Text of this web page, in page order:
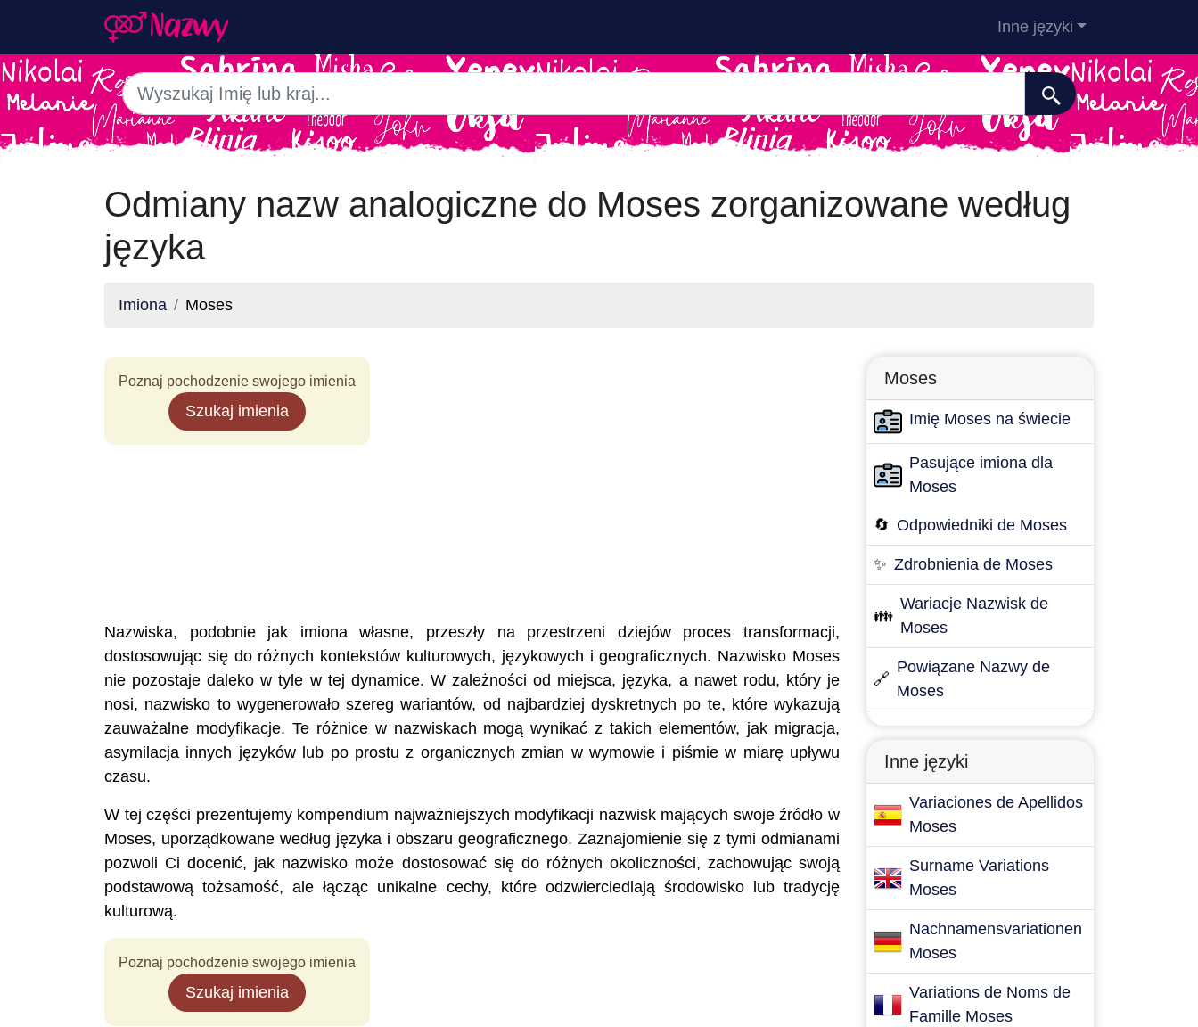
Inne języki
Odmiany nazw analogiczne do Moses zorganizowane według
języka
Imiona Moses
Poznaj pochodzenie swojego imienia
Szukaj imienia
Nazwiska, podobnie jak imiona własne, przeszły na przestrzeni dziejów proces transformacji,
dostosowując się do różnych kontekstów kulturowych, językowych i geograficznych. Nazwisko Moses
nie pozostaje daleko w tyle w tej dynamice. W zależności od miejsca, języka, a nawet rodu, który je
nosi, nazwisko to wygenerowało szereg wariantów, od najbardziej dyskretnych po te, które wykazują
zauważalne modyfikacje. Te różnice w nazwiskach mogą wynikać z takich elementów, jak migracja,
asymilacja innych języków lub po prostu z organicznych zmian w wymowie i piśmie w miarę upływu
czasu.
W tej części prezentujemy kompendium najważniejszych modyfikacji nazwisk mających swoje źródło w
Moses, uporządkowane według języka i obszaru geograficznego. Zaznajomienie się z tymi odmianami
pozwoli Ci docenić, jak nazwisko może dostosować się do różnych okoliczności, zachowując swoją
podstawową tożsamość, ale łącząc unikalne cechy, które odzwierciedlają środowisko lub tradycję
kulturową.
Poznaj pochodzenie swojego imienia
Szukaj imienia
Moses
Imię Moses na świecie
Pasujące imiona dla
Moses
🔄 Odpowiedniki de Moses
✨ Zdrobnienia de Moses
👪
Wariacje Nazwisk de
Moses
🔗
Powiązane Nazwy de
Moses
Inne języki
Variaciones de Apellidos
Moses
Surname Variations
Moses
Nachnamensvariationen
Moses
Variations de Noms de
Famille Moses